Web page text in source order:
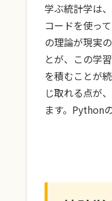
学ぶ統計学は
コードを使っ
の理論が現実
とが、この学
を積むことが
じ取れる点が
ます。Python